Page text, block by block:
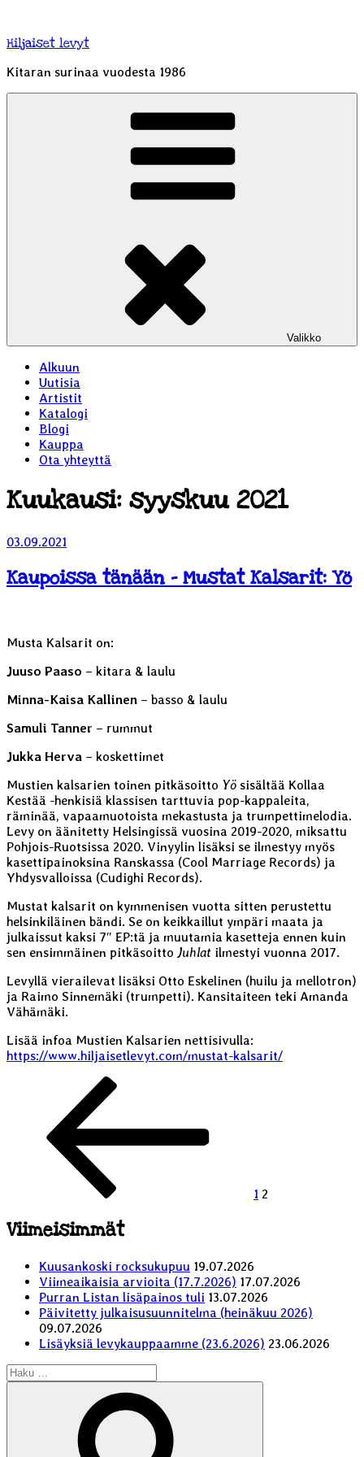
Hiljaiset levyt
Kitaran surinaa vuodesta 1986
Valikko
Alkuun
Uutisia
Artistit
Katalogi
Blogi
Kauppa
Ota yhteyttä
Kuukausi: syyskuu 2021
Julkaistu
03.09.2021
Kaupoissa tänään – Mustat Kalsarit: Yö
Musta Kalsarit on:
Juuso Paaso – kitara & laulu
Minna-Kaisa Kallinen – basso & laulu
Samuli Tanner – rummut
Jukka Herva – koskettimet
Mustien kalsarien toinen pitkäsoitto Yö sisältää Kollaa
Kestää -henkisiä klassisen tarttuvia pop-kappaleita,
räminää, vapaamuotoista mekastusta ja trumpettimelodia.
Levy on äänitetty Helsingissä vuosina 2019-2020, miksattu
Pohjois-Ruotsissa 2020. Vinyylin lisäksi se ilmestyy myös
kasettipainoksina Ranskassa (Cool Marriage Records) ja
Yhdysvalloissa (Cudighi Records).
Mustat kalsarit on kymmenisen vuotta sitten perustettu
helsinkiläinen bändi. Se on keikkaillut ympäri maata ja
julkaissut kaksi 7″ EP:tä ja muutamia kasetteja ennen kuin
sen ensimmäinen pitkäsoitto Juhlat ilmestyi vuonna 2017.
Levyllä vierailevat lisäksi Otto Eskelinen (huilu ja mellotron)
ja Raimo Sinnemäki (trumpetti). Kansitaiteen teki Amanda
Vähämäki.
Lisää infoa Mustien Kalsarien nettisivulla:
https://www.hiljaisetlevyt.com/mustat-kalsarit/
Artikkelien
sivutus
1 2
Viimeisimmät
Kuusankoski rocksukupuu 19.07.2026
Viimeaikaisia arvioita (17.7.2026) 17.07.2026
Purran Listan lisäpainos tuli 13.07.2026
Päivitetty julkaisusuunnitelma (heinäkuu 2026)
09.07.2026
Lisäyksiä levykauppaamme (23.6.2026) 23.06.2026
Etsi: